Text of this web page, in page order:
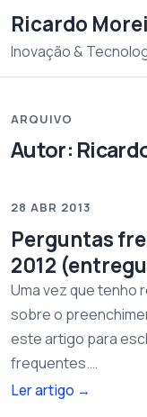
Ricardo
Inovação &
ARQUIVO
Autor:
28 ABR 2013
Perguntas
2012
Uma vez que tenho
sobre o
este artigo para
frequentes.…
Ler artigo →